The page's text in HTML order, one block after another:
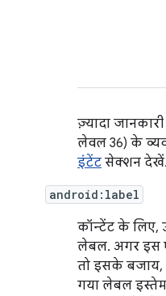
ज़्यादा
लेवल 36) के
इंटेंट सेक्शन देखें.
android:label
कॉन्टेंट के लिए,
लेबल. अगर इस
तो इसके बजाय,
गया लेबल